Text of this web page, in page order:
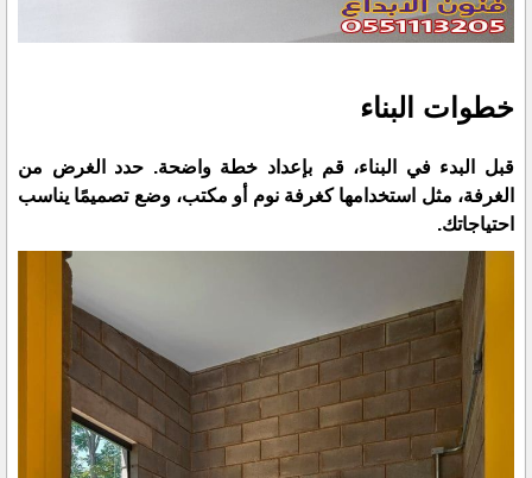
خطوات البناء
قبل البدء في البناء، قم بإعداد خطة واضحة. حدد الغرض من
الغرفة، مثل استخدامها كغرفة نوم أو مكتب، وضع تصميمًا يناسب
احتياجاتك.